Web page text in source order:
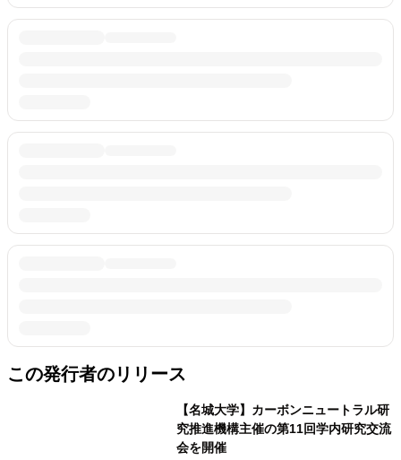
この発行者のリリース
【名城大学】カーボンニュートラル研
究推進機構主催の第11回学内研究交流
会を開催